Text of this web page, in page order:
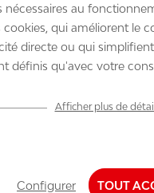
mousse
nécessaires au
qui améliorent le
directe ou qui
définis qu'avec votre
Afficher plus de
Configurer TOUT